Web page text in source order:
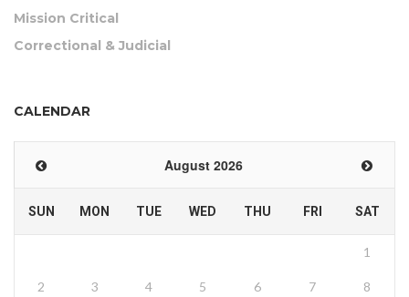
Mission Critical
Correctional & Judicial
CALENDAR
August 2026
SUN MON TUE WED THU FRI SAT
1
2 3 4 5 6 7 8